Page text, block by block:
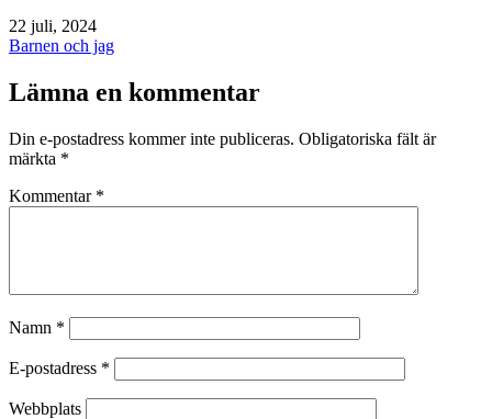
Publicerat
den
22 juli, 2024
Kategoriserat
Barnen och jag
Lämna en kommentar
Din e-postadress kommer inte publiceras. Obligatoriska fält är
märkta *
Kommentar *
Namn *
E-postadress *
Webbplats